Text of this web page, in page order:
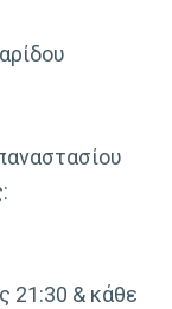
21:30 & κάθε